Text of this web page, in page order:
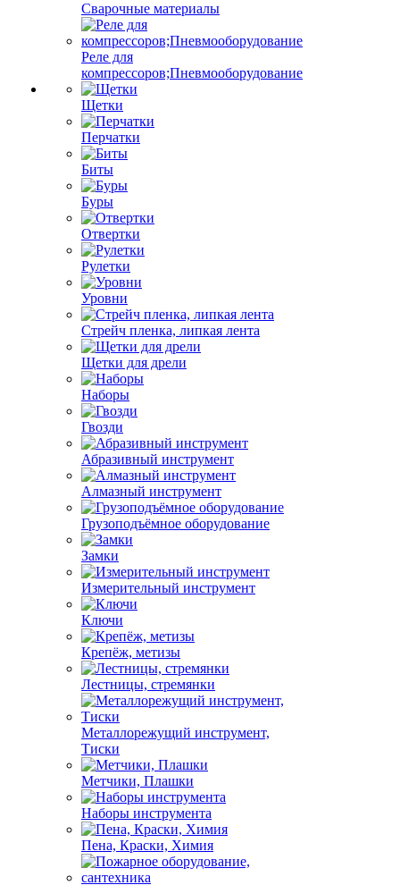
Сварочные материалы
Реле для
компрессоров;Пневмооборудование
Щетки
Перчатки
Биты
Буры
Отвертки
Рулетки
Уровни
Стрейч пленка, липкая лента
Щетки для дрели
Наборы
Гвозди
Абразивный инструмент
Алмазный инструмент
Грузоподъёмное оборудование
Замки
Измерительный инструмент
Ключи
Крепёж, метизы
Лестницы, стремянки
Металлорежущий инструмент,
Тиски
Метчики, Плашки
Наборы инструмента
Пена, Краски, Химия